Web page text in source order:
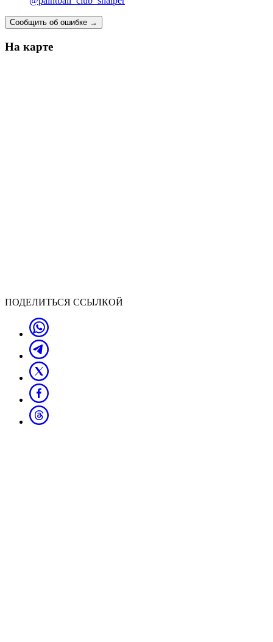
Сообщить об ошибке →
На карте
ПОДЕЛИТЬСЯ ССЫЛКОЙ